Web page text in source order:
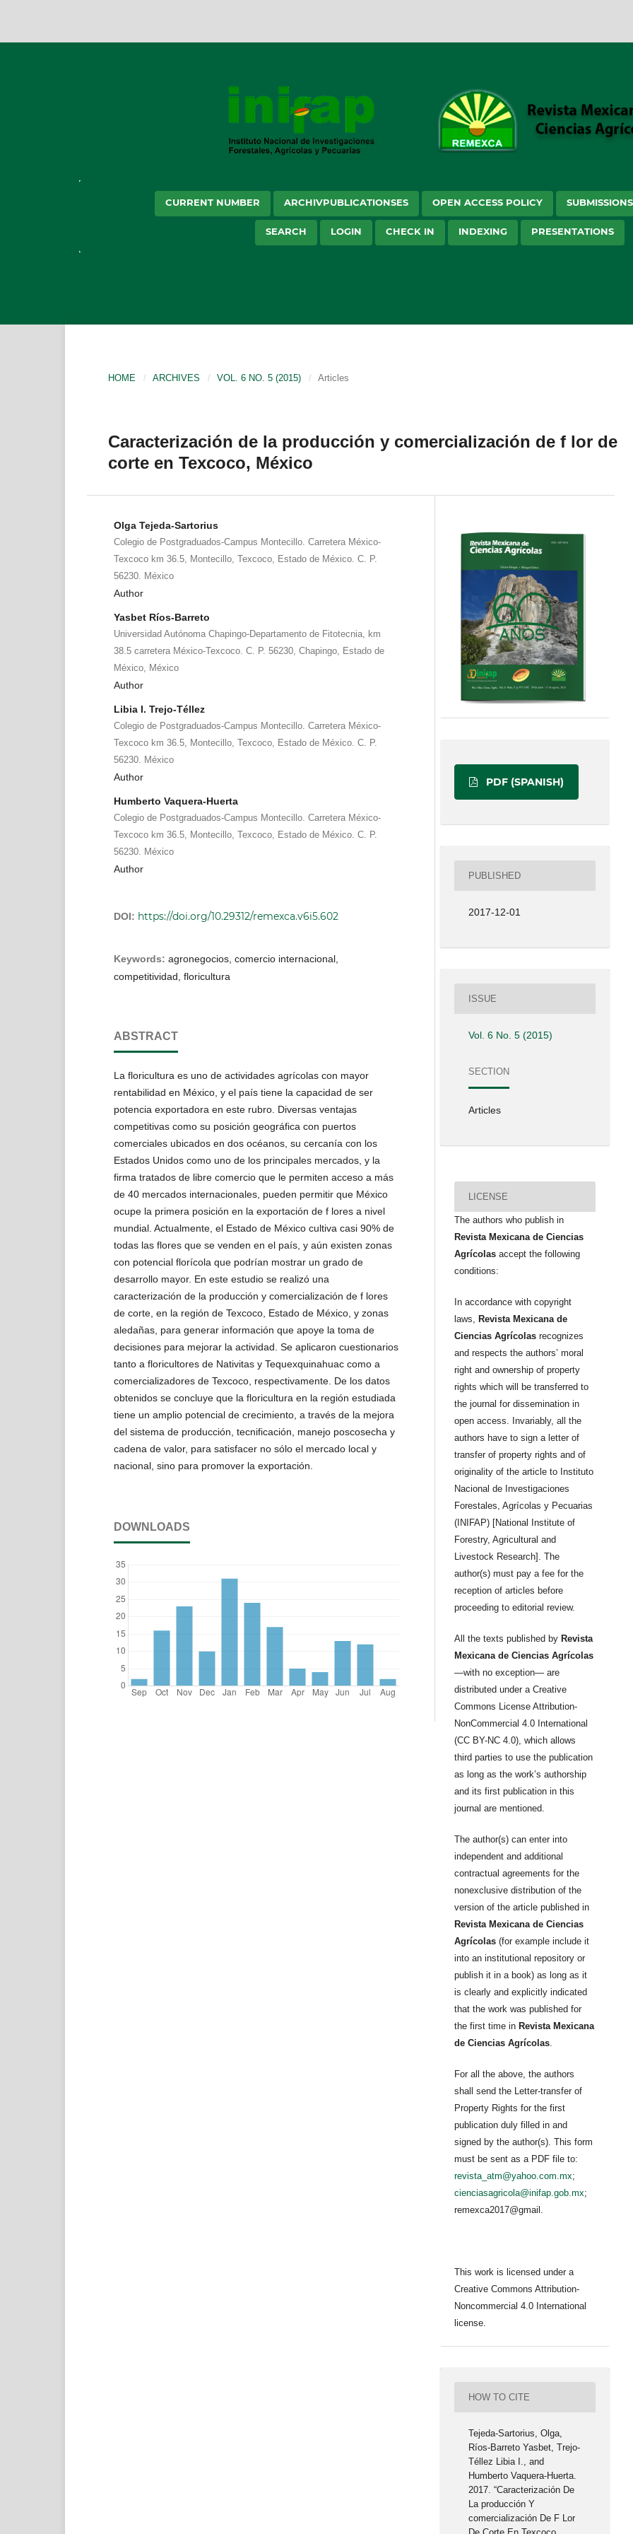
CURRENT NUMBER ARCHIVPUBLICATIONSES OPEN ACCESS POLICY SUBMISSIONS
SEARCH LOGIN CHECK IN INDEXING PRESENTATIONS
HOME / ARCHIVES / VOL. 6 NO. 5 (2015) / Articles
Caracterización de la producción y comercialización de f lor de
corte en Texcoco, México
Olga Tejeda-Sartorius
Colegio de Postgraduados-Campus Montecillo. Carretera México-
Texcoco km 36.5, Montecillo, Texcoco, Estado de México. C. P.
56230. México
Author
Yasbet Ríos-Barreto
Universidad Autónoma Chapingo-Departamento de Fitotecnia, km
38.5 carretera México-Texcoco. C. P. 56230, Chapingo, Estado de
México, México
Author
Libia I. Trejo-Téllez
Colegio de Postgraduados-Campus Montecillo. Carretera México-
Texcoco km 36.5, Montecillo, Texcoco, Estado de México. C. P.
56230. México
Author
Humberto Vaquera-Huerta
Colegio de Postgraduados-Campus Montecillo. Carretera México-
Texcoco km 36.5, Montecillo, Texcoco, Estado de México. C. P.
56230. México
Author
DOI: https://doi.org/10.29312/remexca.v6i5.602
Keywords: agronegocios, comercio internacional,
competitividad, floricultura
ABSTRACT
La floricultura es uno de actividades agrícolas con mayor
rentabilidad en México, y el país tiene la capacidad de ser
potencia exportadora en este rubro. Diversas ventajas
competitivas como su posición geográfica con puertos
comerciales ubicados en dos océanos, su cercanía con los
Estados Unidos como uno de los principales mercados, y la
firma tratados de libre comercio que le permiten acceso a más
de 40 mercados internacionales, pueden permitir que México
ocupe la primera posición en la exportación de f lores a nivel
mundial. Actualmente, el Estado de México cultiva casi 90% de
todas las flores que se venden en el país, y aún existen zonas
con potencial florícola que podrían mostrar un grado de
desarrollo mayor. En este estudio se realizó una
caracterización de la producción y comercialización de f lores
de corte, en la región de Texcoco, Estado de México, y zonas
aledañas, para generar información que apoye la toma de
decisiones para mejorar la actividad. Se aplicaron cuestionarios
tanto a floricultores de Nativitas y Tequexquinahuac como a
comercializadores de Texcoco, respectivamente. De los datos
obtenidos se concluye que la floricultura en la región estudiada
tiene un amplio potencial de crecimiento, a través de la mejora
del sistema de producción, tecnificación, manejo poscosecha y
cadena de valor, para satisfacer no sólo el mercado local y
nacional, sino para promover la exportación.
DOWNLOADS
PDF (SPANISH)
PUBLISHED
2017-12-01
ISSUE
Vol. 6 No. 5 (2015)
SECTION
Articles
LICENSE
The authors who publish in
Revista Mexicana de Ciencias
Agrícolasaccept the following
conditions:
In accordance with copyright
laws, Revista Mexicana de
Ciencias Agrícolas recognizes
and respects the authors’ moral
right and ownership of property
rights which will be transferred to
the journal for dissemination in
open access. Invariably, all the
authors have to sign a letter of
transfer of property rights and of
originality of the article to Instituto
Nacional de Investigaciones
Forestales, Agrícolas y Pecuarias
(INIFAP) [National Institute of
Forestry, Agricultural and
Livestock Research]. The
author(s) must pay a fee for the
reception of articles before
proceeding to editorial review.
All the texts published by Revista
Mexicana de Ciencias Agrícolas
—with no exception— are
distributed under a Creative
Commons License Attribution-
NonCommercial 4.0 International
(CC BY-NC 4.0), which allows
third parties to use the publication
as long as the work’s authorship
and its first publication in this
journal are mentioned.
The author(s) can enter into
independent and additional
contractual agreements for the
nonexclusive distribution of the
version of the article published in
Revista Mexicana de Ciencias
Agrícolas (for example include it
into an institutional repository or
publish it in a book) as long as it
is clearly and explicitly indicated
that the work was published for
the first time in Revista Mexicana
de Ciencias Agrícolas.
For all the above, the authors
shall send the Letter-transfer of
Property Rights for the first
publication duly filled in and
signed by the author(s). This form
must be sent as a PDF file to:
revista_atm@yahoo.com.mx;
cienciasagricola@inifap.gob.mx;
remexca2017@gmail.
This work is licensed under a
Creative Commons Attribution-
Noncommercial 4.0 International
license.
HOW TO CITE
Tejeda-Sartorius, Olga,
Ríos-Barreto Yasbet, Trejo-
Téllez Libia I., and
Humberto Vaquera-Huerta.
2017. “Caracterización De
La producción Y
comercialización De F Lor